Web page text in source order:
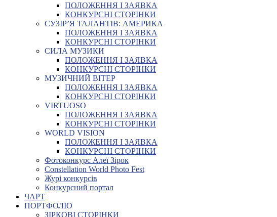
ПОЛОЖЕННЯ І ЗАЯВКА
КОНКУРСНІ СТОРІНКИ
СУЗІР’Я ТАЛАНТІВ: АМЕРИКА
ПОЛОЖЕННЯ І ЗАЯВКА
КОНКУРСНІ СТОРІНКИ
СИЛА МУЗИКИ
ПОЛОЖЕННЯ І ЗАЯВКА
КОНКУРСНІ СТОРІНКИ
МУЗИЧНИЙ ВІТЕР
ПОЛОЖЕННЯ І ЗАЯВКА
КОНКУРСНІ СТОРІНКИ
VIRTUOSO
ПОЛОЖЕННЯ І ЗАЯВКА
КОНКУРСНІ СТОРІНКИ
WORLD VISION
ПОЛОЖЕННЯ І ЗАЯВКА
КОНКУРСНІ СТОРІНКИ
Фотоконкурс Алеї Зірок
Constellation World Photo Fest
Журі конкурсів
Конкурсний портал
ЧАРТ
ПОРТФОЛІО
ЗІРКОВІ СТОРІНКИ